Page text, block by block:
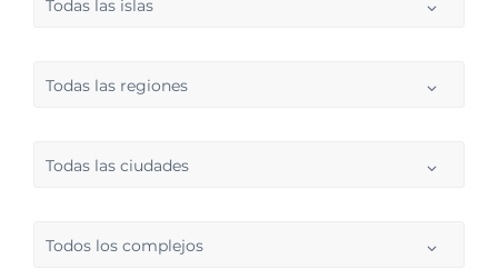
Todas las islas
Todas las regiones
Todas las ciudades
Todos los complejos